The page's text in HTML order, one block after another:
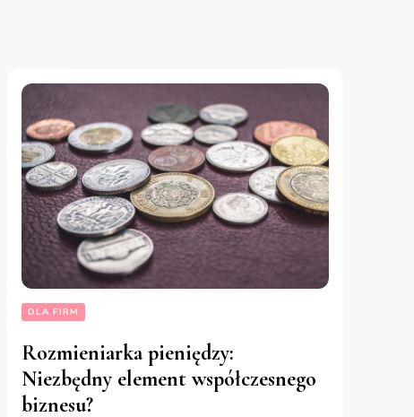
DLA FIRM
Rozmieniarka pieniędzy:
Niezbędny element współczesnego
biznesu?